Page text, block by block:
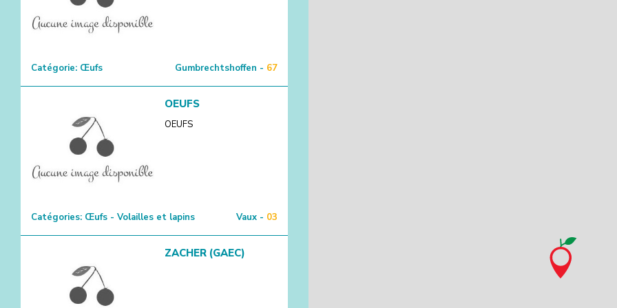
Catégorie: Œufs Gumbrechtshoffen - 67
OEUFS
OEUFS
Catégories: Œufs - Volailles et lapins Vaux - 03
ZACHER (GAEC)